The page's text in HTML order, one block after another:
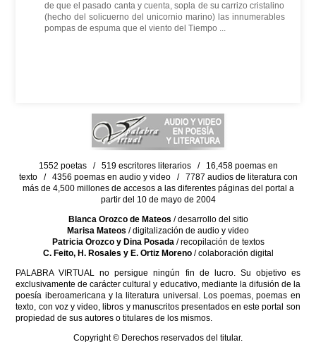
de que el pasado canta y cuenta, sopla de su carrizo cristalino
(hecho del solicuerno del unicornio marino) las innumerables
pompas de espuma que el viento del Tiempo ...
1552 poetas / 519 escritores literarios / 16,458 poemas en
texto / 4356 poemas en audio y video / 7787 audios de literatura con
más de 4,500 millones de accesos a las diferentes páginas del portal a
partir del 10 de mayo de 2004
Blanca Orozco de Mateos / desarrollo del sitio
Marisa Mateos / digitalización de audio y video
Patricia Orozco y Dina Posada/ recopilación de textos
C. Feito, H. Rosales y E. Ortiz Moreno/ colaboración digital
PALABRA VIRTUAL no persigue ningún fin de lucro. Su objetivo es
exclusivamente de carácter cultural y educativo, mediante la difusión de la
poesía iberoamericana y la literatura universal. Los poemas, poemas en
texto, con voz y video, libros y manuscritos presentados en este portal son
propiedad de sus autores o titulares de los mismos.
Copyright © Derechos reservados del titular.